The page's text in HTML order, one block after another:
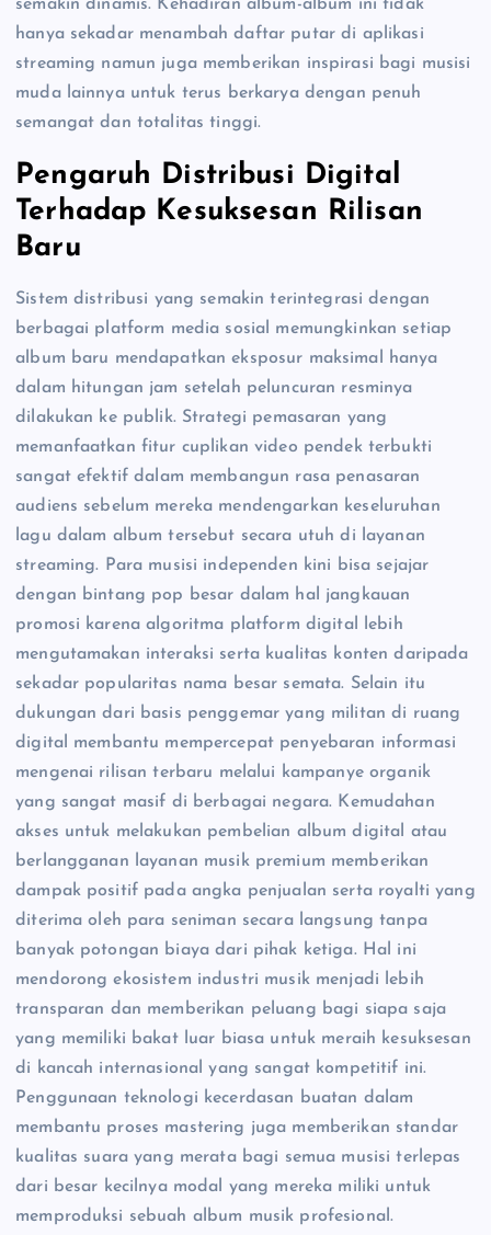
semakin dinamis. Kehadiran album-album ini tidak
hanya sekadar menambah daftar putar di aplikasi
streaming namun juga memberikan inspirasi bagi musisi
muda lainnya untuk terus berkarya dengan penuh
semangat dan totalitas tinggi.
Pengaruh Distribusi Digital
Terhadap Kesuksesan Rilisan
Baru
Sistem distribusi yang semakin terintegrasi dengan
berbagai platform media sosial memungkinkan setiap
album baru mendapatkan eksposur maksimal hanya
dalam hitungan jam setelah peluncuran resminya
dilakukan ke publik. Strategi pemasaran yang
memanfaatkan fitur cuplikan video pendek terbukti
sangat efektif dalam membangun rasa penasaran
audiens sebelum mereka mendengarkan keseluruhan
lagu dalam album tersebut secara utuh di layanan
streaming. Para musisi independen kini bisa sejajar
dengan bintang pop besar dalam hal jangkauan
promosi karena algoritma platform digital lebih
mengutamakan interaksi serta kualitas konten daripada
sekadar popularitas nama besar semata. Selain itu
dukungan dari basis penggemar yang militan di ruang
digital membantu mempercepat penyebaran informasi
mengenai rilisan terbaru melalui kampanye organik
yang sangat masif di berbagai negara. Kemudahan
akses untuk melakukan pembelian album digital atau
berlangganan layanan musik premium memberikan
dampak positif pada angka penjualan serta royalti yang
diterima oleh para seniman secara langsung tanpa
banyak potongan biaya dari pihak ketiga. Hal ini
mendorong ekosistem industri musik menjadi lebih
transparan dan memberikan peluang bagi siapa saja
yang memiliki bakat luar biasa untuk meraih kesuksesan
di kancah internasional yang sangat kompetitif ini.
Penggunaan teknologi kecerdasan buatan dalam
membantu proses mastering juga memberikan standar
kualitas suara yang merata bagi semua musisi terlepas
dari besar kecilnya modal yang mereka miliki untuk
memproduksi sebuah album musik profesional.